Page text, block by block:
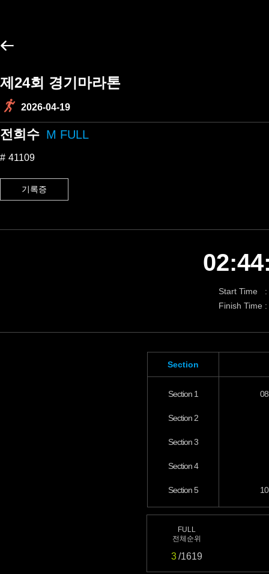
제24회 경기마라톤
2026-04-19
전희수 M FULL
41109
기록증
Start Time :
Finish Time
Section
Section 1
Section 2
Section 3
Section 4
Section 5
FULL
전체순위
3/1619